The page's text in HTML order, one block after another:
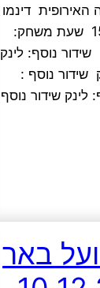
האירופית דינמו
זאגרב – ויאריאל יום רביעי 15.4.21 שעת משחק:
שידור נוסף: לינק
שידור נוסף :
לינק שידור
באר